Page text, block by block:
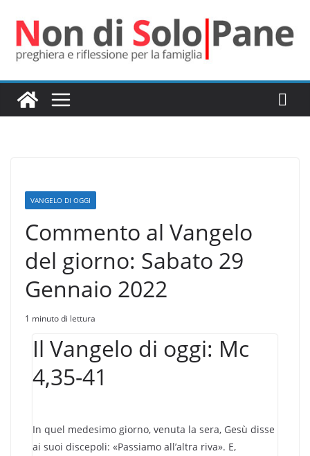
contenuto
VANGELO DI OGGI
Commento al Vangelo
del giorno: Sabato 29
Gennaio 2022
1 minuto di lettura
Il Vangelo di oggi: Mc
4,35-41
In quel medesimo giorno, venuta la sera, Gesù disse
ai suoi discepoli: «Passiamo all’altra riva». E,